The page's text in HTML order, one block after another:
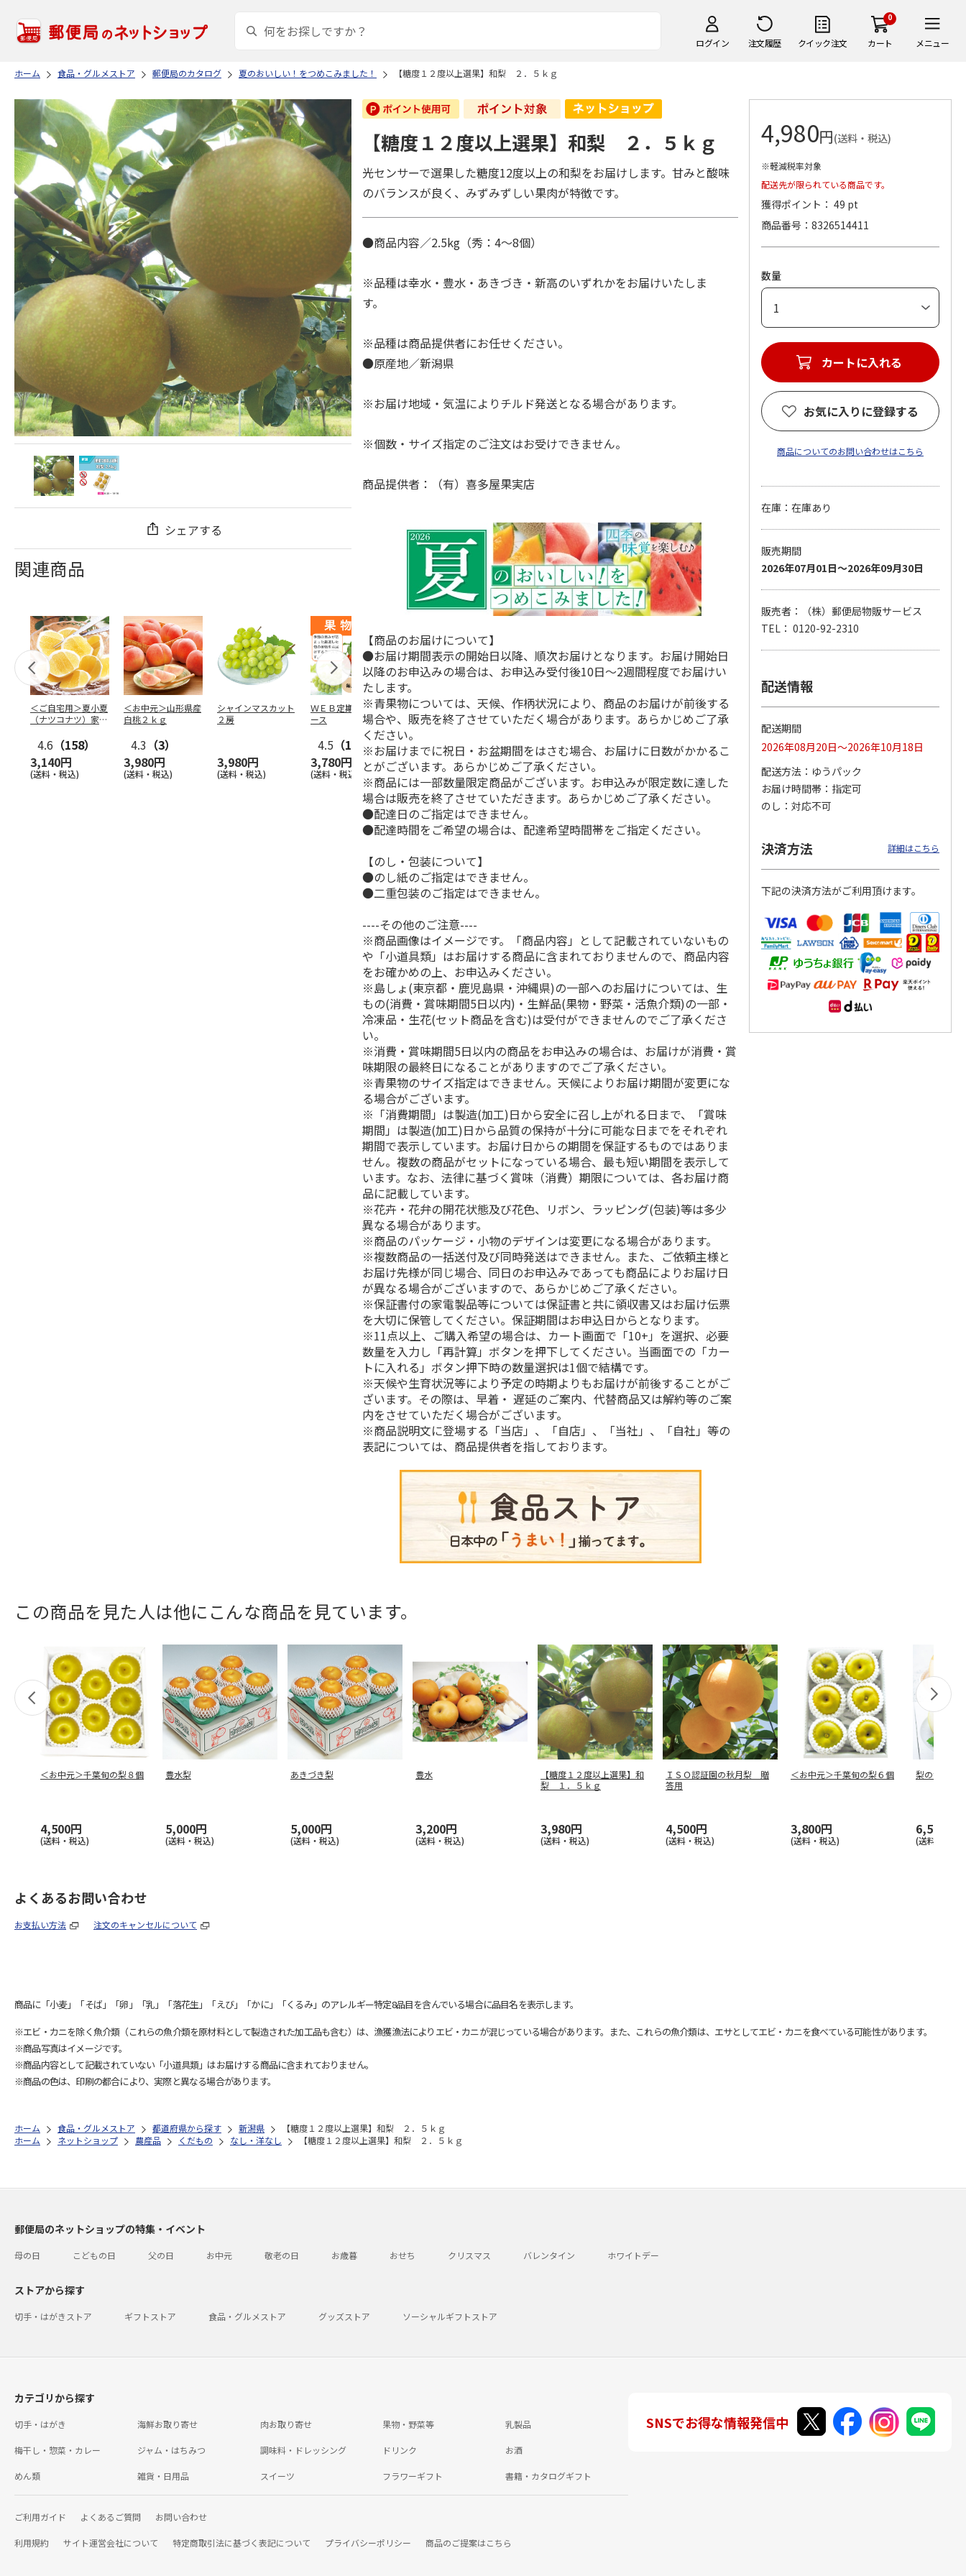
ログイン 注文履歴 クイック注文
0
カート メニュー
ホーム 食品・グルメストア 郵便局のカタログ 夏のおいしい！をつめこみました！ 【糖度１２度以上選果】和梨 ２．５ｋｇ
シェアする
関連商品
＜ご自宅用＞夏小夏
（ナツコナツ）家庭
4.6 （158）
3,140円
(送料・税込)
＜お中元＞山形県産
白桃２ｋｇ
4.3 （3）
3,980円
(送料・税込)
シャインマスカット
２房
3,980円
(送料・税込)
ＷＥＢ定期便果物コ
ース
4.5 （102）
3,780円
(送料・税込)
ビッグマスクメロ
ン ２個入
4.7（10）
4,150円
(送料・税込)
夏小夏 家庭用 ３
ｋｇ
4.6（26）
3,140円
(送料・税込)
訳あり黄桃
3,200円
(送料・税込)
シャインマスカッ
ト Ａ
3,980円
福島県産 大玉の桃
(送料・税込)
【糖度１３度以上選
5.0（2）
【糖度１２度以上選果】和梨 ２．５ｋｇ
光センサーで選果した糖度12度以上の和梨をお届けします。甘みと酸味
のバランスが良く、みずみずしい果肉が特徴です。
●商品内容／2.5kg（秀：4～8個）
※品種は幸水・豊水・あきづき・新高のいずれかをお届けいたしま
す。
※品種は商品提供者にお任せください。
●原産地／新潟県
※お届け地域・気温によりチルド発送となる場合があります。
※個数・サイズ指定のご注文はお受けできません。
商品提供者：（有）喜多屋果実店
【商品のお届けについて】
●お届け期間表示の開始日以降、順次お届けとなります。お届け開始日
以降のお申込みの場合は、お申込み受付後10日～2週間程度でお届けい
たします。
※青果物については、天候、作柄状況により、商品のお届けが前後する
場合や、販売を終了させていただく場合があります。あらかじめご了承
ください。
※お届けまでに祝日・お盆期間をはさむ場合、お届けに日数がかかるこ
とがございます。あらかじめご了承ください。
※商品には一部数量限定商品がございます。お申込みが限定数に達した
場合は販売を終了させていただきます。あらかじめご了承ください。
●配達日のご指定はできません。
●配達時間をご希望の場合は、配達希望時間帯をご指定ください。
【のし・包装について】
●のし紙のご指定はできません。
●二重包装のご指定はできません。
----その他のご注意----
※商品画像はイメージです。「商品内容」として記載されていないもの
や「小道具類」はお届けする商品に含まれておりませんので、商品内容
をお確かめの上、お申込みください。
※島しょ(東京都・鹿児島県・沖縄県)の一部へのお届けについては、生
もの(消費・賞味期間5日以内)・生鮮品(果物・野菜・活魚介類)の一部・
冷凍品・生花(セット商品を含む)は受付ができませんのでご了承くださ
い。
※消費・賞味期間5日以内の商品をお申込みの場合は、お届けが消費・賞
味期限の最終日になることがありますのでご了承ください。
※青果物のサイズ指定はできません。天候によりお届け期間が変更にな
る場合がございます。
※「消費期間」は製造(加工)日から安全に召し上がれる日まで、「賞味
期間」は製造(加工)日から品質の保持が十分に可能な日までをそれぞれ
期間で表示しています。お届け日からの期間を保証するものではありま
せん。複数の商品がセットになっている場合、最も短い期間を表示して
います。なお、法律に基づく賞味（消費）期限については、各お届け商
品に記載しています。
※花卉・花弁の開花状態及び花色、リボン、ラッピング(包装)等は多少
異なる場合があります。
※商品のパッケージ・小物のデザインは変更になる場合があります。
※複数商品の一括送付及び同時発送はできません。また、ご依頼主様と
お届け先様が同じ場合、同日のお申込みであっても商品によりお届け日
が異なる場合がございますので、あらかじめご了承ください。
※保証書付の家電製品等については保証書と共に領収書又はお届け伝票
を大切に保管してください。保証期間はお申込日からとなります。
※11点以上、ご購入希望の場合は、カート画面で「10+」を選択、必要
数量を入力し「再計算」ボタンを押下してください。当画面での「カー
トに入れる」ボタン押下時の数量選択は1個で結構です。
※天候や生育状況等により予定の時期よりもお届けが前後することがご
ざいます。その際は、早着・ 遅延のご案内、代替商品又は解約等のご案
内をさせていただく場合がございます。
※商品説明文に登場する「当店」、「自店」、「当社」、「自社」等の
表記については、商品提供者を指しております。
4,980円(送料・税込)
※軽減税率対象
配送先が限られている商品です。
獲得ポイント： 49 pt
商品番号
8326514411
数量
お気に入りに登録する
商品についてのお問い合わせはこちら
在庫：在庫あり
販売期間
2026年07月01日～2026年09月30日
販売者：（株）郵便局物販サービス
TEL： 0120-92-2310
配送情報
配送期間
2026年08月20日～2026年10月18日
配送方法
ゆうパック
お届け時間帯
指定可
のし
対応不可
決済方法 詳細はこちら
下記の決済方法がご利用頂けます。
この商品を見た人は他にこんな商品を見ています。
＜お中元＞千葉旬の梨８個
4,500円
(送料・税込)
豊水梨
5,000円
(送料・税込)
あきづき梨
5,000円
(送料・税込)
豊水
3,200円
(送料・税込)
【糖度１２度以上選果】和
梨 １．５ｋｇ
3,980円
(送料・税込)
ＩＳＯ認証園の秋月梨 贈
答用
4,500円
(送料・税込)
＜お中元＞千葉旬の梨６個
3,800円
(送料・税込)
梨の食べ比
6,500円
(送料・税込)
よくあるお問い合わせ
お支払い方法 注文のキャンセルについて
商品に「小麦」「そば」「卵」「乳」「落花生」「えび」「かに」「くるみ」のアレルギー特定8品目を含んでいる場合に品目名を表示します。
※エビ・カニを除く魚介類（これらの魚介類を原材料として製造された加工品も含む）は、漁獲漁法によりエビ・カニが混じっている場合があります。また、これらの魚介類は、エサとしてエビ・カニを食べている可能性があります。
※商品写真はイメージです。
※商品内容として記載されていない「小道具類」はお届けする商品に含まれておりません。
※商品の色は、印刷の都合により、実際と異なる場合があります。
ホーム 食品・グルメストア 都道府県から探す 新潟県
【糖度１２度以上選果】和梨 ２．５ｋｇ
ホーム
ネットショップ 農産品 くだもの なし・洋なし 【糖度１２度以上選果】和梨 ２．５ｋｇ
郵便局のネットショップの特集・イベント
母の日 こどもの日 父の日 お中元 敬老の日 お歳暮 おせち クリスマス バレンタイン ホワイトデー
ストアから探す
切手・はがきストア ギフトストア 食品・グルメストア グッズストア ソーシャルギフトストア
カテゴリから探す
切手・はがき 海鮮お取り寄せ 肉お取り寄せ 果物・野菜等 乳製品
梅干し・惣菜・カレー ジャム・はちみつ 調味料・ドレッシング ドリンク お酒
めん類 雑貨・日用品 スイーツ フラワーギフト 書籍・カタログギフト
ご利用ガイド よくあるご質問 お問い合わせ
利用規約 サイト運営会社について 特定商取引法に基づく表記について プライバシーポリシー 商品のご提案はこちら
SNSでお得な情報発信中